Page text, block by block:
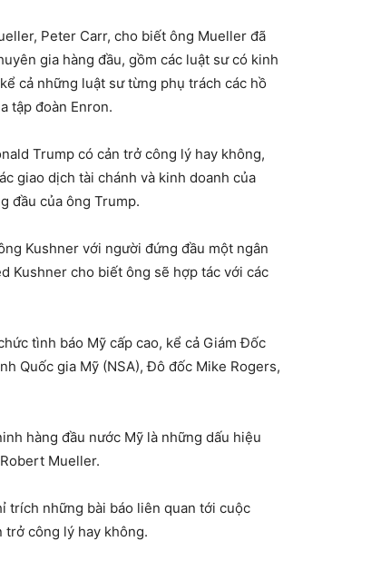
Peter Carr, cho biết ông Mueller đã
gia hàng đầu, gồm các luật sư có kinh
cả những luật sư từng phụ trách các hồ
tập đoàn Enron.
Trump có cản trở công lý hay không,
giao dịch tài chánh và kinh doanh của
đầu của ông Trump.
Kushner với người đứng đầu một ngân
Kushner cho biết ông sẽ hợp tác với các
tình báo Mỹ cấp cao, kể cả Giám Đốc
Quốc gia Mỹ (NSA), Đô đốc Mike Rogers,
hàng đầu nước Mỹ là những dấu hiệu
Mueller.
trích những bài báo liên quan tới cuộc
công lý hay không.